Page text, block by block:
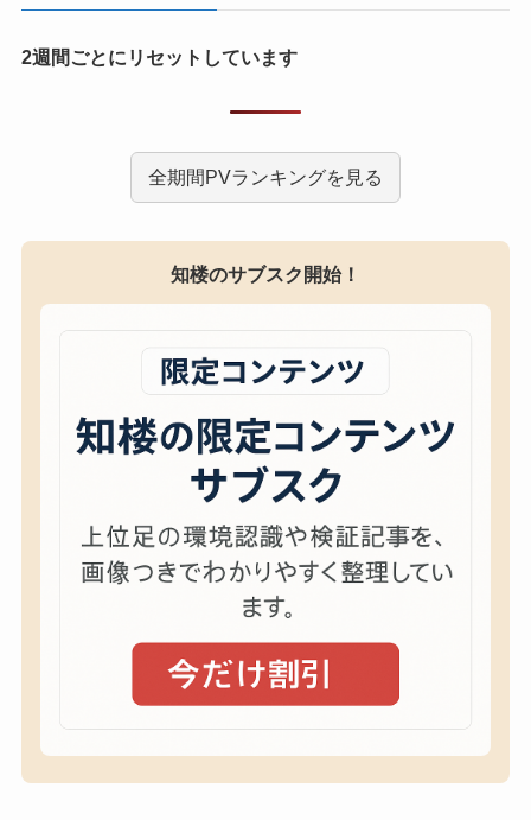
2週間ごとにリセットしています
全期間PVランキングを見る
知楼のサブスク開始！